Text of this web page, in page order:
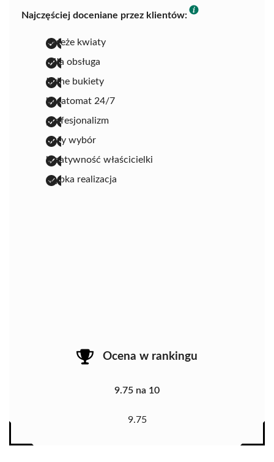
Najczęściej doceniane przez klientów:
świeże kwiaty
miła obsługa
ładne bukiety
kwiatomat 24/7
profesjonalizm
duży wybór
kreatywność właścicielki
szybka realizacja
Ocena w rankingu
9.75 na 10
9.75